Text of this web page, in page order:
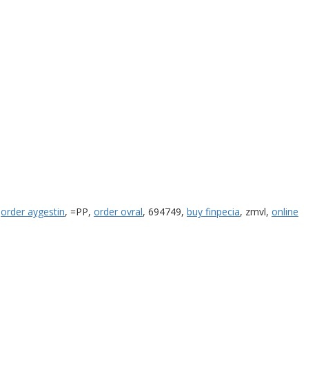
order aygestin, =PP, order ovral, 694749, buy finpecia, zmvl, online